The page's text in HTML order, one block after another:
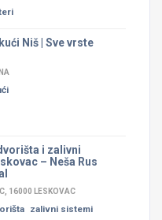
Niš | Sve vrste
i zalivni
– Neša Rus
16000 LESKOVAC
zalivni sistemi